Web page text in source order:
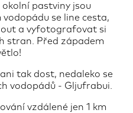
pastviny jsou
se line cesta,
a vyfotografovat si
stran. Před západem
tak dost, nedaleko se
vodopádů - Gljufrabui.
vzdálené jen 1 km